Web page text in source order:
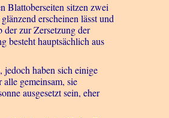
Blattoberseiten sitzen zwei
erscheinen lässt und
zur Zersetzung der
besteht hauptsächlich aus
jedoch haben sich einige
gemeinsam, sie
ausgesetzt sein, eher